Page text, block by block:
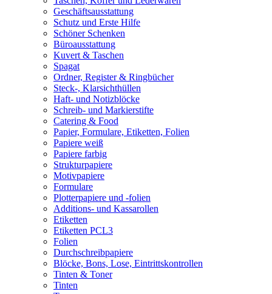
Geschäftsausstattung
Schutz und Erste Hilfe
Schöner Schenken
Büroausstattung
Kuvert & Taschen
Spagat
Ordner, Register & Ringbücher
Steck-, Klarsichthüllen
Haft- und Notizblöcke
Schreib- und Markierstifte
Catering & Food
Papier, Formulare, Etiketten, Folien
Papiere weiß
Papiere farbig
Strukturpapiere
Motivpapiere
Formulare
Plotterpapiere und -folien
Additions- und Kassarollen
Etiketten
Etiketten PCL3
Folien
Durchschreibpapiere
Blöcke, Bons, Lose, Eintrittskontrollen
Tinten & Toner
Tinten